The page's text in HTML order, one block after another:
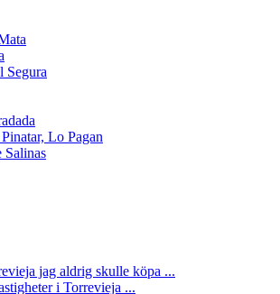
Segura
Lo Pagan
Salinas
jag aldrig skulle köpa ...
i Torrevieja ...